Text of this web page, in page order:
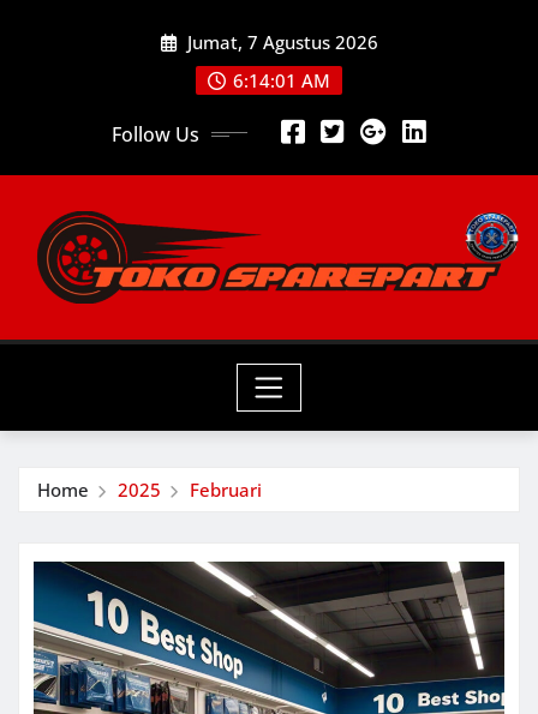
Jumat, 7 Agustus 2026
6:14:02 AM
Follow Us
Home 2025 Februari